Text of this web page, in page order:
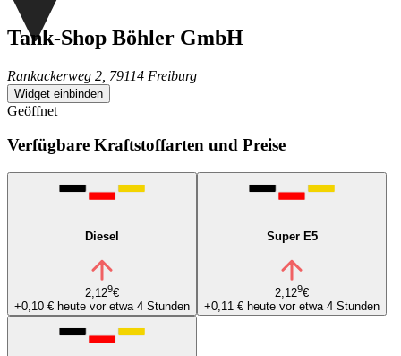
Tank-Shop Böhler GmbH
Rankackerweg 2, 79114 Freiburg
Widget einbinden
Geöffnet
Verfügbare Kraftstoffarten und Preise
Diesel
2,129€
+0,10 € heute vor etwa 4 Stunden
Super E5
2,129€
+0,11 € heute vor etwa 4 Stunden